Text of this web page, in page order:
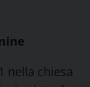
nella chiesa